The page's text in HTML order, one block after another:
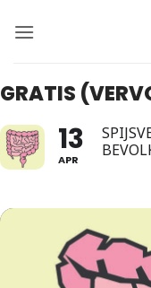
naar
GRATIS
13
APR